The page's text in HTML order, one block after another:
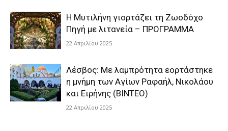
Η Μυτιλήνη γιορτάζει τη Ζωοδόχο
Πηγή με λιτανεία – ΠΡΟΓΡΑΜΜΑ
22 Απριλίου 2025
Λέσβος: Με λαμπρότητα εορτάστηκε
η μνήμη των Αγίων Ραφαήλ, Νικολάου
και Ειρήνης (ΒΙΝΤΕΟ)
22 Απριλίου 2025